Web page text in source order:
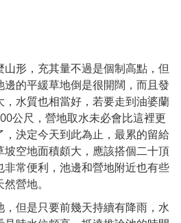
形，充其量不過是個制高點，但
的平緩草地倒是很開闊，而且發
水質也相當好，若要走到油婆蘭
公尺，營地取水未必會比這裡更
決定今天到此為止，最累的留給
空地面積頗大，應該搭個二十頂
常便利，池邊和營地附近也有些
營地。
但是只要前幾天持續有降雨，水